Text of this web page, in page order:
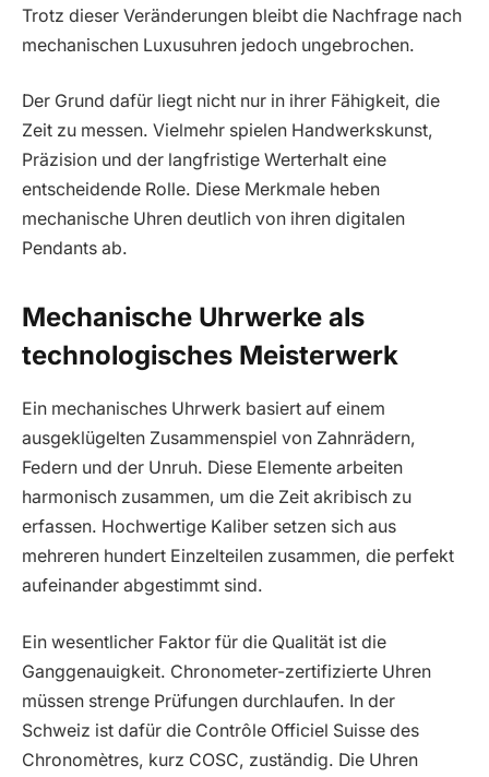
Trotz dieser Veränderungen bleibt die Nachfrage nach
mechanischen Luxusuhren jedoch ungebrochen.
Der Grund dafür liegt nicht nur in ihrer Fähigkeit, die
Zeit zu messen. Vielmehr spielen Handwerkskunst,
Präzision und der langfristige Werterhalt eine
entscheidende Rolle. Diese Merkmale heben
mechanische Uhren deutlich von ihren digitalen
Pendants ab.
Mechanische Uhrwerke als
technologisches Meisterwerk
Ein mechanisches Uhrwerk basiert auf einem
ausgeklügelten Zusammenspiel von Zahnrädern,
Federn und der Unruh. Diese Elemente arbeiten
harmonisch zusammen, um die Zeit akribisch zu
erfassen. Hochwertige Kaliber setzen sich aus
mehreren hundert Einzelteilen zusammen, die perfekt
aufeinander abgestimmt sind.
Ein wesentlicher Faktor für die Qualität ist die
Ganggenauigkeit. Chronometer-zertifizierte Uhren
müssen strenge Prüfungen durchlaufen. In der
Schweiz ist dafür die Contrôle Officiel Suisse des
Chronomètres, kurz COSC, zuständig. Die Uhren